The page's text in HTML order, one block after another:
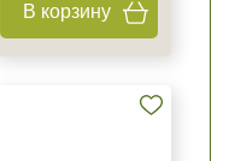
В корзину